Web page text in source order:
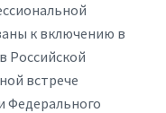
к включению в
Российской
встрече
Федерального